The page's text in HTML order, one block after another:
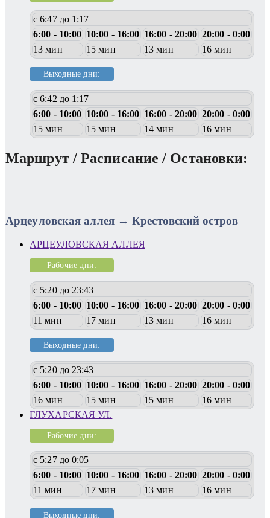
с 6:47 до 1:17
6:00 - 10:00 10:00 - 16:00 16:00 - 20:00 20:00 - 0:00
13 мин
15 мин 13 мин 16 мин
Выходные дни:
с 6:42 до 1:17
6:00 - 10:00 10:00 - 16:00 16:00 - 20:00 20:00 - 0:00
15 мин
15 мин 14 мин 16 мин
Маршрут / Расписание / Остановки:
Арцеуловская аллея → Крестовский остров
АРЦЕУЛОВСКАЯ АЛЛЕЯ
Рабочие дни:
с 5:20 до 23:43
6:00 - 10:00 10:00 - 16:00 16:00 - 20:00 20:00 - 0:00
11 мин
17 мин 13 мин 16 мин
Выходные дни:
с 5:20 до 23:43
6:00 - 10:00 10:00 - 16:00 16:00 - 20:00 20:00 - 0:00
16 мин
15 мин 15 мин
16 мин
ГЛУХАРСКАЯ УЛ.
Рабочие дни:
с 5:27 до 0:05
6:00 - 10:00 10:00 - 16:00 16:00 - 20:00 20:00 - 0:00
11 мин
17 мин 13 мин 16 мин
Выходные дни: